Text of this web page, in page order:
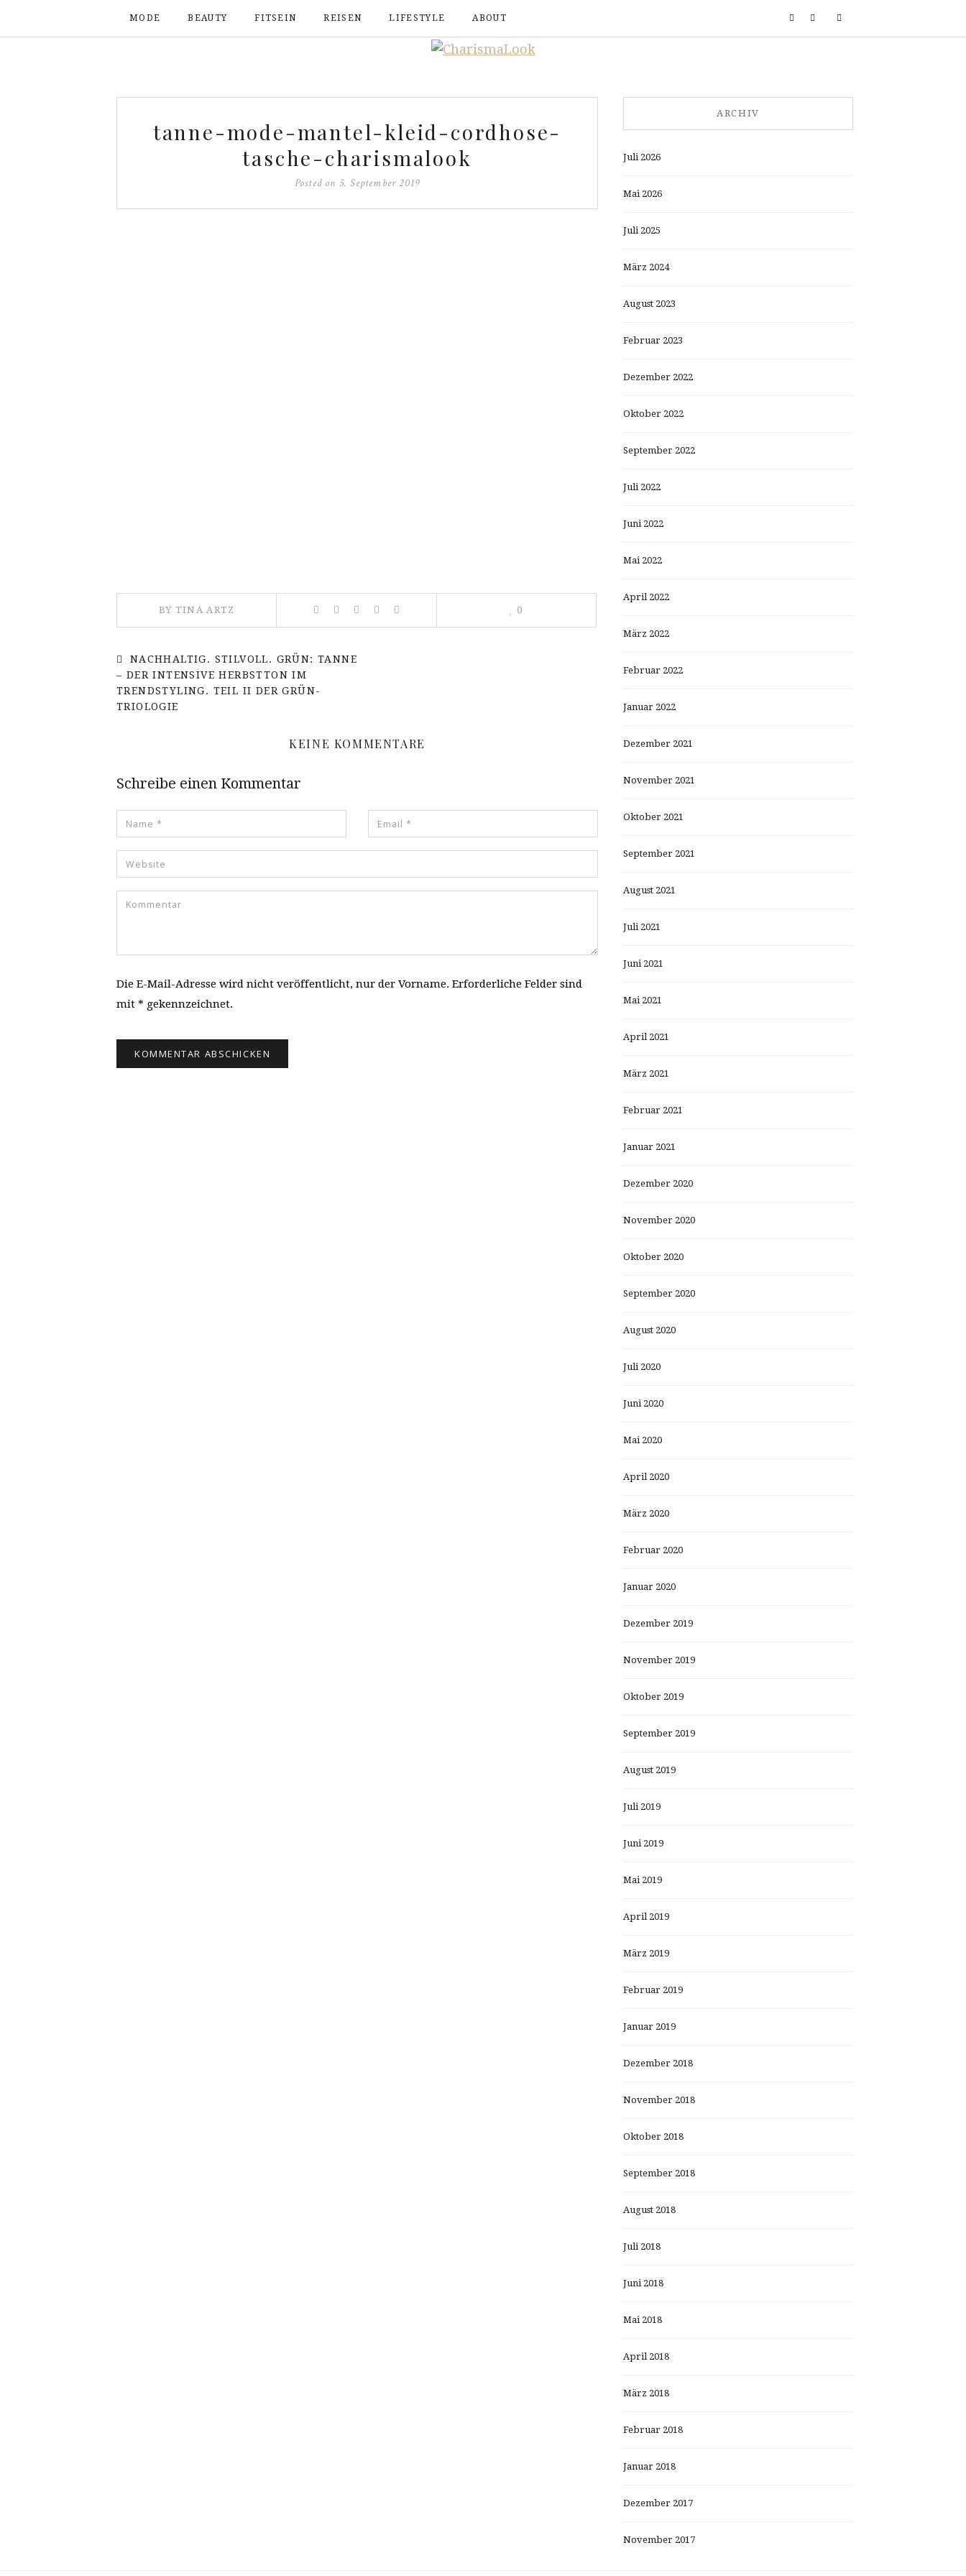
MODE BEAUTY FITSEIN REISEN LIFESTYLE ABOUT
tanne-mode-mantel-kleid-cordhose-
tasche-charismalook
Posted on 5. September 2019
BY TINA ARTZ 0
NACHHALTIG. STILVOLL. GRÜN: TANNE
– DER INTENSIVE HERBSTTON IM
TRENDSTYLING. TEIL II DER GRÜN-
TRIOLOGIE
KEINE KOMMENTARE
Schreibe einen Kommentar
Die E-Mail-Adresse wird nicht veröffentlicht, nur der Vorname. Erforderliche Felder sind
mit * gekennzeichnet.
ARCHIV
Juli 2026
Mai 2026
Juli 2025
März 2024
August 2023
Februar 2023
Dezember 2022
Oktober 2022
September 2022
Juli 2022
Juni 2022
Mai 2022
April 2022
März 2022
Februar 2022
Januar 2022
Dezember 2021
November 2021
Oktober 2021
September 2021
August 2021
Juli 2021
Juni 2021
Mai 2021
April 2021
März 2021
Februar 2021
Januar 2021
Dezember 2020
November 2020
Oktober 2020
September 2020
August 2020
Juli 2020
Juni 2020
Mai 2020
April 2020
März 2020
Februar 2020
Januar 2020
Dezember 2019
November 2019
Oktober 2019
September 2019
August 2019
Juli 2019
Juni 2019
Mai 2019
April 2019
März 2019
Februar 2019
Januar 2019
Dezember 2018
November 2018
Oktober 2018
September 2018
August 2018
Juli 2018
Juni 2018
Mai 2018
April 2018
März 2018
Februar 2018
Januar 2018
Dezember 2017
November 2017